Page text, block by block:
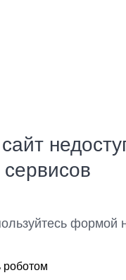
формой
роботом